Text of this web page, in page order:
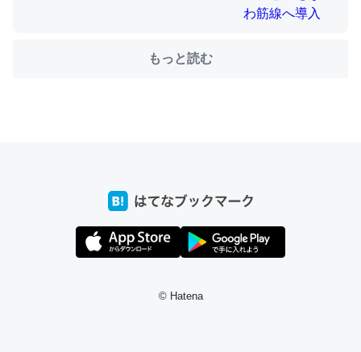
ちょうど同じ理由でEcho Show 8を設定中でした。Prime
私も3年前ぐらいに祖母の家に設置した。ポケットWifiみ
回線代ほとんどかからないですよ。参考：
もっと読む
© Hatena